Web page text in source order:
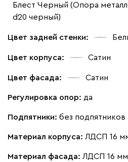
Блест Черный (Опора
d20 черный)
Цвет задней стенки:
Цвет корпуса: Сатин
Цвет фасада: Сатин
Регулировка опор: да
Подпятники: без подпятников
Материал корпуса: ЛДСП 16
Материал фасада: ЛДСП 16 мм